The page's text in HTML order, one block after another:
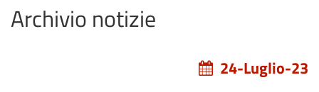
Archivio notizie
24-Luglio-23